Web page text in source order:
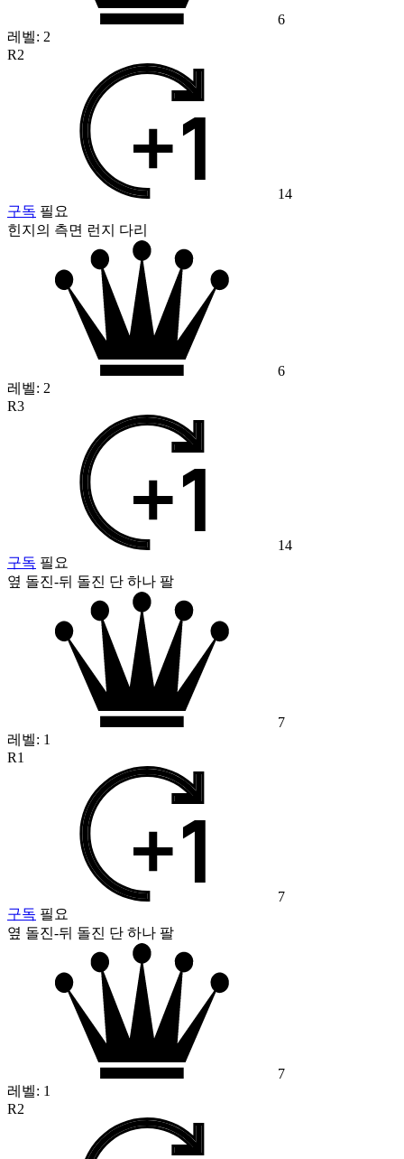
6
레벨: 2
R2
14
구독 필요
힌지의 측면 런지 다리
6
레벨: 2
R3
14
구독 필요
옆 돌진-뒤 돌진 단 하나 팔
7
레벨: 1
R1
7
구독 필요
옆 돌진-뒤 돌진 단 하나 팔
7
레벨: 1
R2